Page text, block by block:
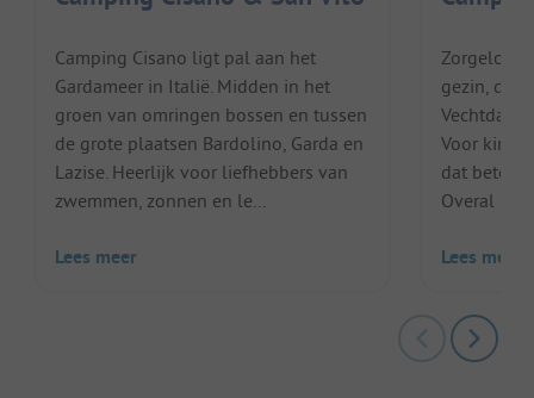
Camping Cisano ligt pal aan het
Gardameer in Italië. Midden in het
groen van omringen bossen en tussen
de grote plaatsen Bardolino, Garda en
Lazise. Heerlijk voor liefhebbers van
zwemmen, zonnen en le...
Lees meer
Zorgeloos
gezin,
Vechtdal
Voor
dat
Overal is
Lees meer